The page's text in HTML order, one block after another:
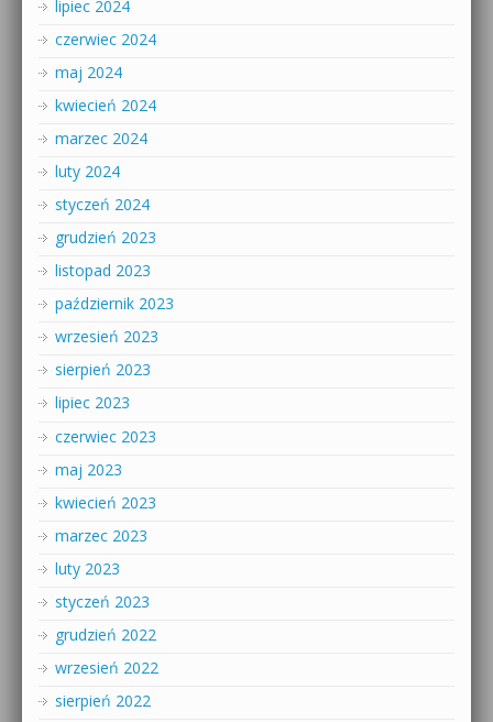
lipiec 2024
czerwiec 2024
maj 2024
kwiecień 2024
marzec 2024
luty 2024
styczeń 2024
grudzień 2023
listopad 2023
październik 2023
wrzesień 2023
sierpień 2023
lipiec 2023
czerwiec 2023
maj 2023
kwiecień 2023
marzec 2023
luty 2023
styczeń 2023
grudzień 2022
wrzesień 2022
sierpień 2022